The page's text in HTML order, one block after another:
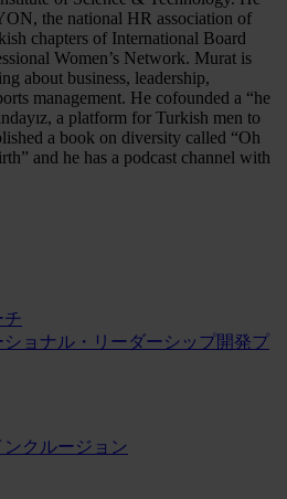
the national HR association of
chapters of International Board
Women’s Network. Murat is
about business, leadership,
management. He cofounded a “he
a platform for Turkish men to
a book on diversity called “Oh
and he has a podcast channel with
チ
ショナル・リーダーシップ開発プ
クルージョン